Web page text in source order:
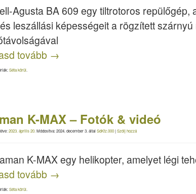
Agusta BA 609 egy tiltrotoros
leszállási képességeit a rögzített
tovább →
Séta körül
K-MAX – Fotók & videó
2023. április 20. Módosítva:2024. december 3. általSdKfz.000|Szólj hozzá
K-MAX egy helikopter, amelyet légi
tovább →
Séta körül